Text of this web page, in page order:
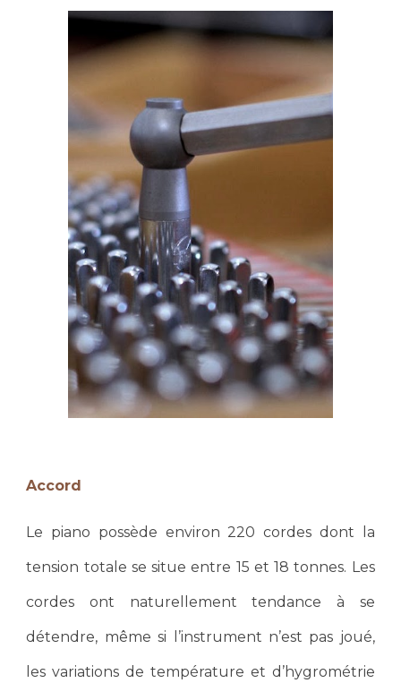
Accord
Le piano possède environ 220 cordes dont la
tension totale se situe entre 15 et 18 tonnes. Les
cordes ont naturellement tendance à se
détendre, même si l’instrument n’est pas joué,
les variations de température et d’hygrométrie